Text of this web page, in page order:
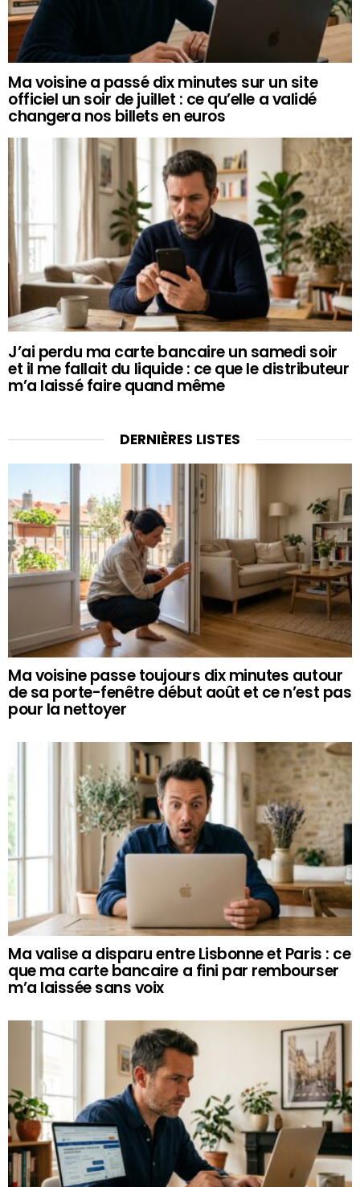
Ma voisine a passé dix minutes sur un site
officiel un soir de juillet : ce qu’elle a validé
changera nos billets en euros
J’ai perdu ma carte bancaire un samedi soir
et il me fallait du liquide : ce que le distributeur
m’a laissé faire quand même
DERNIÈRES LISTES
Ma voisine passe toujours dix minutes autour
de sa porte-fenêtre début août et ce n’est pas
pour la nettoyer
Ma valise a disparu entre Lisbonne et Paris : ce
que ma carte bancaire a fini par rembourser
m’a laissée sans voix